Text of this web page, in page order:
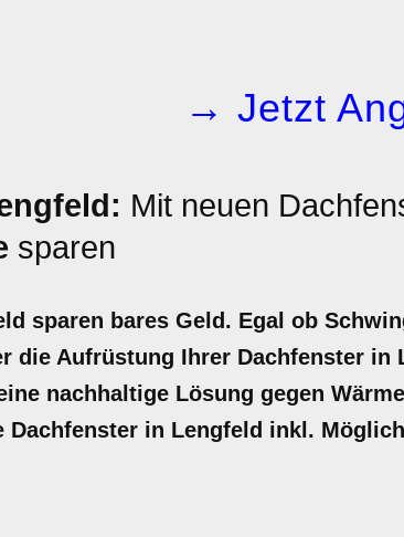
→ Jetzt
Mit neuen
sparen
sparen bares Geld. Egal ob
die Aufrüstung Ihrer Dachfenster in
nachhaltige Lösung gegen
in Lengfeld inkl.